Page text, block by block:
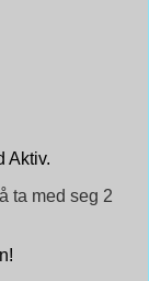
Aktiv.
ta med seg 2